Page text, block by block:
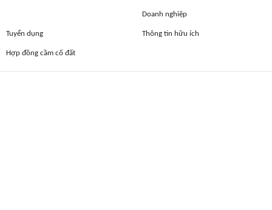
Doanh nghiệp
Tuyển dụng Thông tin hữu ích
Hợp đồng cầm cố đất